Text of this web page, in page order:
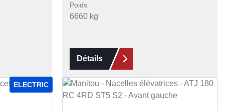
Poids
6660 kg
Détails
ELECTRIC